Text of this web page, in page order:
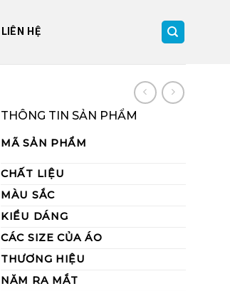
LIÊN HỆ
THÔNG TIN SẢN PHẨM
MÃ SẢN PHẨM
CHẤT LIỆU
MÀU SẮC
KIỂU DÁNG
CÁC SIZE CỦA ÁO
THƯƠNG HIỆU
NĂM RA MẮT